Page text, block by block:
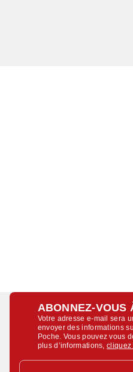
ABONNEZ-VOUS
Votre adresse e-mail sera
envoyer des informations
Poche. Vous pouvez vous
plus d’informations,cliquez